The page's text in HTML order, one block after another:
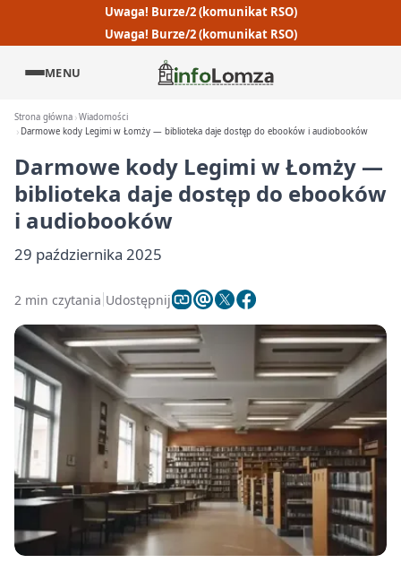
Uwaga! Burze/2 (komunikat RSO)
Uwaga! Burze/2 (komunikat RSO)
MENU
Strona główna Wiadomości
Darmowe kody Legimi w Łomży — biblioteka daje dostęp do ebooków i audiobooków
Darmowe kody Legimi w Łomży —
biblioteka daje dostęp do ebooków
i audiobooków
29 października 2025
2 min czytania Udostępnij